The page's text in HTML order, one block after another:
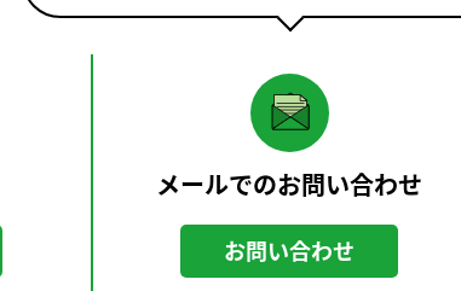
メールでのお問い合わせ
お問い合わせ